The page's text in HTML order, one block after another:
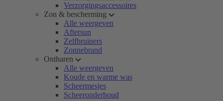
Verzorgingsaccessoires
Zon & bescherming
Alle weergeven
Aftersun
Zelfbruiners
Zonnebrand
Ontharen
Alle weergeven
Koude en warme was
Scheermesjes
Scheeronderhoud